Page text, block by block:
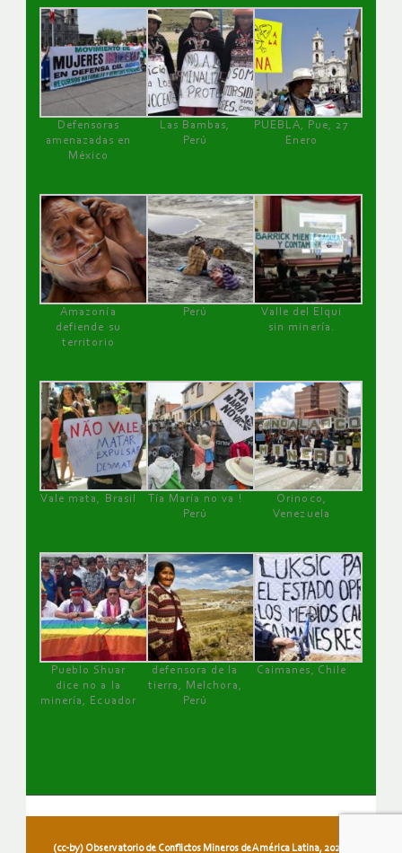
Defensoras
amenazadas en
México
Las Bambas,
Perú
PUEBLA, Pue, 27
Enero
Amazonía
defiende su
territorio
Perú
Valle del Elqui
sin minería.
Vale mata, Brasil
Tía María no va !
Perú
Orinoco,
Venezuela
Pueblo Shuar
dice no a la
minería, Ecuador
defensora de la
tierra, Melchora,
Perú
Caimanes, Chile
(cc-by) Observatorio de Conflictos Mineros de América Latina, 2026